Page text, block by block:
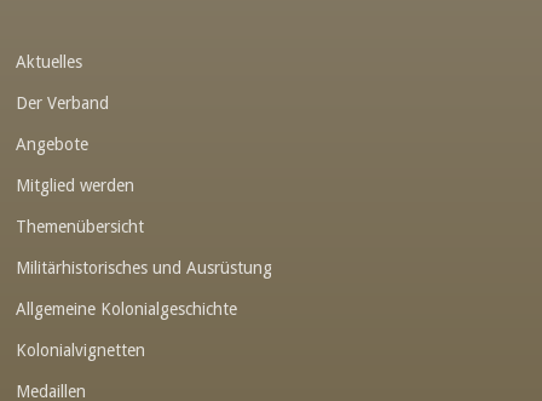
Link-v-z
Link-v-z
Link-v-z
Link-v-z
Link-v-z
Link-v-z
Aktuelles
Der Verband
Angebote
Mitglied werden
Themenübersicht
Militärhistorisches und Ausrüstung
Allgemeine Kolonialgeschichte
Kolonialvignetten
Medaillen